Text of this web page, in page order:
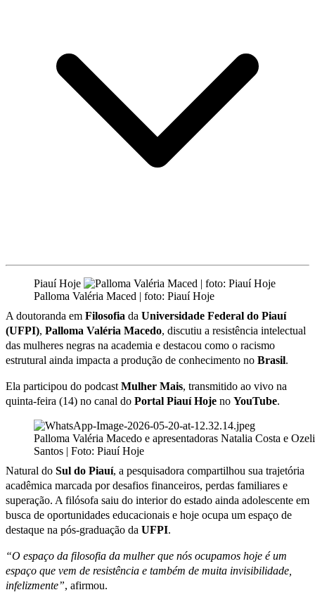
Piauí Hoje
Palloma Valéria Maced | foto: Piauí Hoje
A doutoranda em Filosofia da Universidade Federal do Piauí
(UFPI), Palloma Valéria Macedo, discutiu a resistência intelectual
das mulheres negras na academia e destacou como o racismo
estrutural ainda impacta a produção de conhecimento no Brasil.
Ela participou do podcastMulher Mais, transmitido ao vivo na
quinta-feira (14) no canal do Portal Piauí Hoje no YouTube.
Palloma Valéria Macedo e apresentadoras Natalia Costa e Ozeli
Santos | Foto: Piauí Hoje
Natural do Sul do Piauí, a pesquisadora compartilhou sua trajetória
acadêmica marcada por desafios financeiros, perdas familiares e
superação. A filósofa saiu do interior do estado ainda adolescente em
busca de oportunidades educacionais e hoje ocupa um espaço de
destaque na pós-graduação da UFPI.
“O espaço da filosofia da mulher que nós ocupamos hoje é um
espaço que vem de resistência e também de muita invisibilidade,
infelizmente”, afirmou.